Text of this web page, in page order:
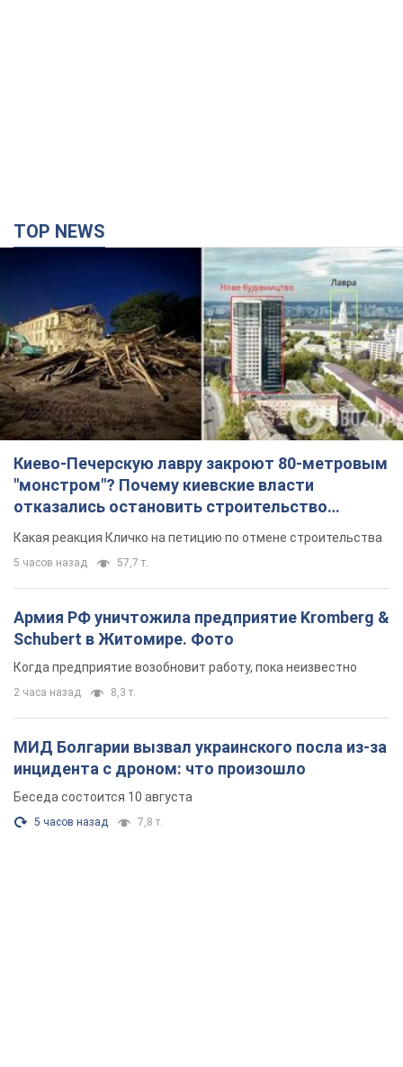
TOP NEWS
Киево-Печерскую лавру закроют 80-метровым
"монстром"? Почему киевские власти
отказались остановить строительство
небоскреба "московского верующего"
Какая реакция Кличко на петицию по отмене строительства
5 часов назад 57,7 т.
Армия РФ уничтожила предприятие Kromberg &
Schubert в Житомире. Фото
Когда предприятие возобновит работу, пока неизвестно
2 часа назад 8,3 т.
МИД Болгарии вызвал украинского посла из-за
инцидента с дроном: что произошло
Беседа состоится 10 августа
5 часов назад 7,8 т.